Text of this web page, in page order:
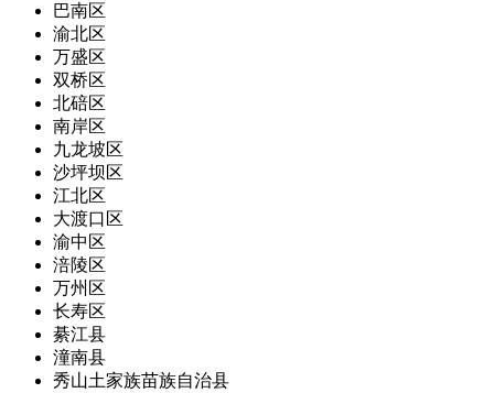
巴南区
渝北区
万盛区
双桥区
北碚区
南岸区
九龙坡区
沙坪坝区
江北区
大渡口区
渝中区
涪陵区
万州区
长寿区
綦江县
潼南县
秀山土家族苗族自治县